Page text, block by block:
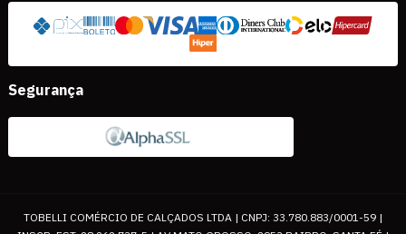
Segurança
TOBELLI COMÉRCIO DE CALÇADOS LTDA | CNPJ: 33.780.883/0001-59 |